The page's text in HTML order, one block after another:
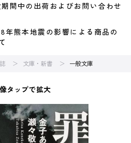
中の出荷およびお問い合わせ
熊本地震の影響による商品の
文庫・新書 一般文庫
タップで拡大